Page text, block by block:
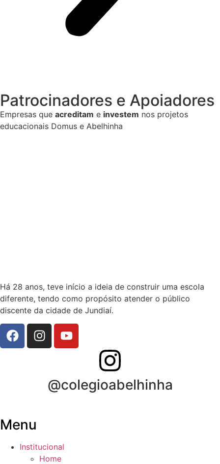
Patrocinadores e Apoiadores
Empresas que acreditam e investem nos projetos
educacionais Domus e Abelhinha
Há 28 anos, teve início a ideia de construir uma escola
diferente, tendo como propósito atender o público
discente da cidade de Jundiaí.
@colegioabelhinha
Menu
Institucional
Home